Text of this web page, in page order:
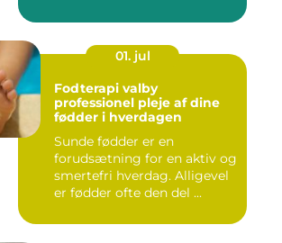
01. jul
Fodterapi valby
professionel pleje af dine
fødder i hverdagen
Sunde fødder er en
forudsætning for en aktiv og
smertefri hverdag. Alligevel
er fødder ofte den del ...